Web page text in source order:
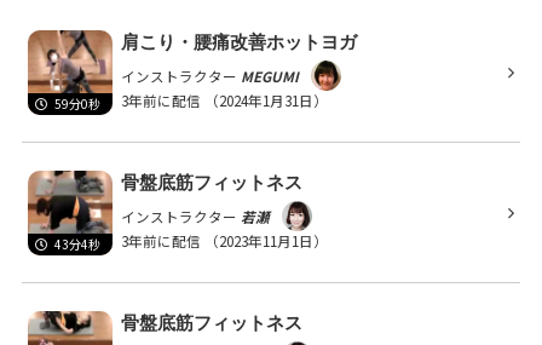
59分0秒
肩こり・腰痛改善ホットヨガ
インストラクター MEGUMI
3年前に配信
（2024年1月31日）
43分4秒
骨盤底筋フィットネス
インストラクター 若瀬
3年前に配信
（2023年11月1日）
骨盤底筋フィットネス